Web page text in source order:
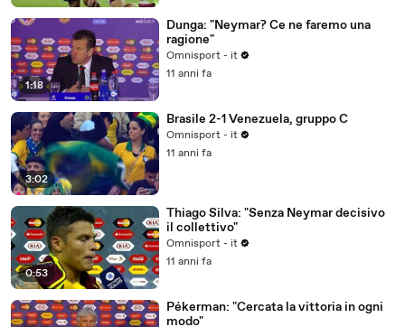
1:18
Dunga: "Neymar? Ce ne faremo una
ragione"
Omnisport - it
11 anni fa
3:02
Brasile 2-1 Venezuela, gruppo C
Omnisport - it
11 anni fa
0:53
Thiago Silva: "Senza Neymar decisivo
il collettivo"
Omnisport - it
11 anni fa
Pékerman: "Cercata la vittoria in ogni
modo"